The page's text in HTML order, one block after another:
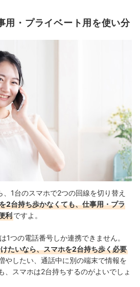
用・プライベート用を使い分
1台のスマホで2つの回線を切り替え
2台持ち歩かなくても、仕事用・プラ
利ですよ。
1つの電話番号しか連携できません。
たいなら、スマホを2台持ち歩く必要
やしたい、通話中に別の端末で情報を
、スマホは2台持ちするのがよいでしょ